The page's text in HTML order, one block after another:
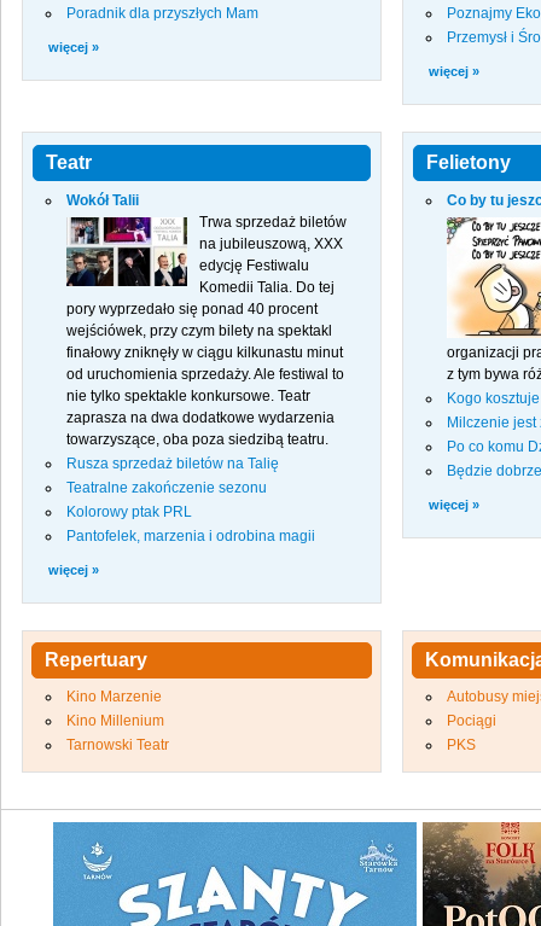
Poradnik dla przyszłych Mam
więcej »
Poznajmy
Przemysł i
więcej »
Teatr
Wokół Talii
Trwa sprzedaż biletów
na jubileuszową, XXX
edycję Festiwalu
Komedii Talia. Do tej
pory wyprzedało się ponad 40 procent
wejściówek, przy czym bilety na spektakl
finałowy zniknęły w ciągu kilkunastu minut
od uruchomienia sprzedaży. Ale festiwal to
nie tylko spektakle konkursowe. Teatr
zaprasza na dwa dodatkowe wydarzenia
towarzyszące, oba poza siedzibą teatru.
Rusza sprzedaż biletów na Talię
Teatralne zakończenie sezonu
Kolorowy ptak PRL
Pantofelek, marzenia i odrobina magii
więcej »
Felietony
Co by tu
organizacji
z tym bywa
Kogo
Milczenie jest
Po co komu
Będzie
więcej »
Repertuary
Kino Marzenie
Kino Millenium
Tarnowski Teatr
Autobusy
Pociągi
PKS